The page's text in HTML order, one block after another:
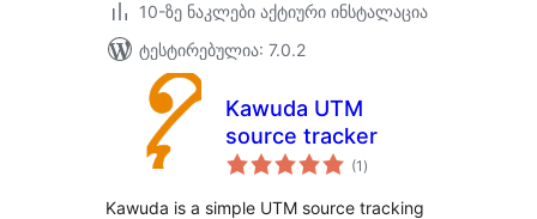
10-ზე ნაკლები აქტიური ინსტალაცია
ტესტირებულია: 7.0.2
Kawuda UTM
source tracker
(1 საერთო
რეიტინგი
)
Kawuda is a simple UTM source tracking